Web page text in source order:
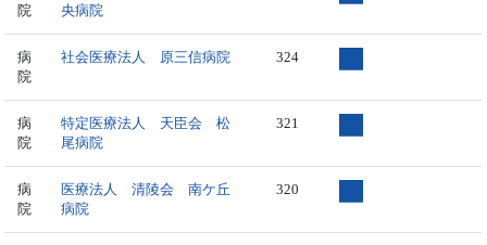
院
央病院
病
院
社会医療法人 原三信病院 324
病
院
特定医療法人 天臣会 松
尾病院
321
病
院
医療法人 清陵会 南ケ丘
病院
320